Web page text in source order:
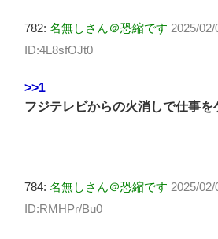
782: 名無しさん＠恐縮です 2025/
ID:4L8sfOJt0
>>1
フジテレビからの火消しで仕事を
784: 名無しさん＠恐縮です 2025/
ID:RMHPr/Bu0